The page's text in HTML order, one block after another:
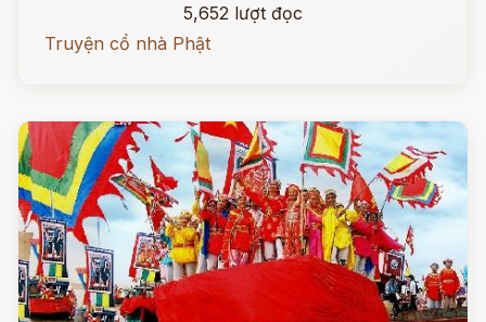
5,652 lượt đọc
Truyện cổ nhà Phật